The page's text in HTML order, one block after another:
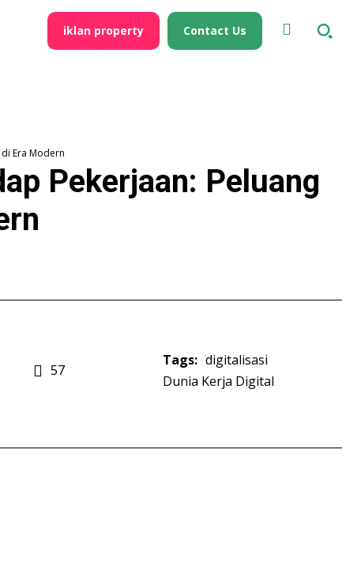
iklan property Contact Us
Era Modern
Pekerjaan: Peluang
57
Tags: digitalisasi
Dunia Kerja Digital